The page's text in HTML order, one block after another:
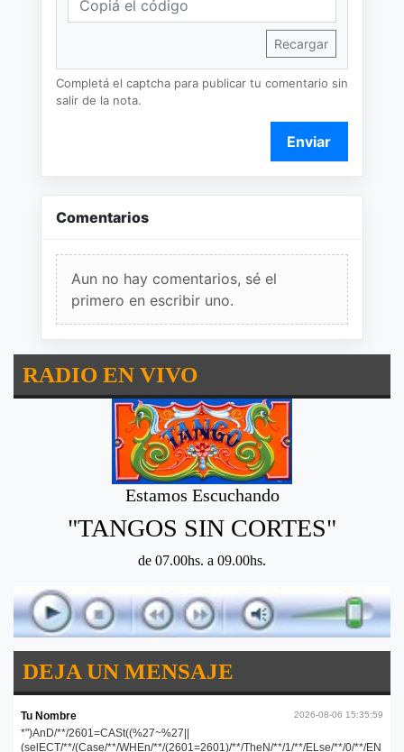
Recargar
Completá el captcha para publicar tu comentario sin
salir de la nota.
Enviar
Comentarios
Aun no hay comentarios, sé el
primero en escribir uno.
RADIO EN VIVO
Estamos Escuchando
"TANGOS SIN CORTES"
de 07.00hs. a 09.00hs.
DEJA UN MENSAJE